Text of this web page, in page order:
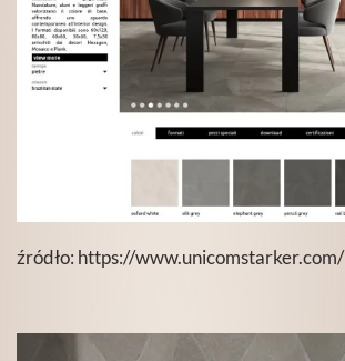
źródło: https://www.unicomstarker.com/